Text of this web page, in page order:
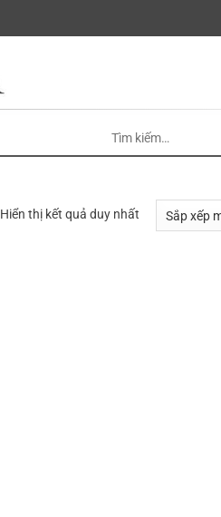
Hiển thị kết quả duy nhất